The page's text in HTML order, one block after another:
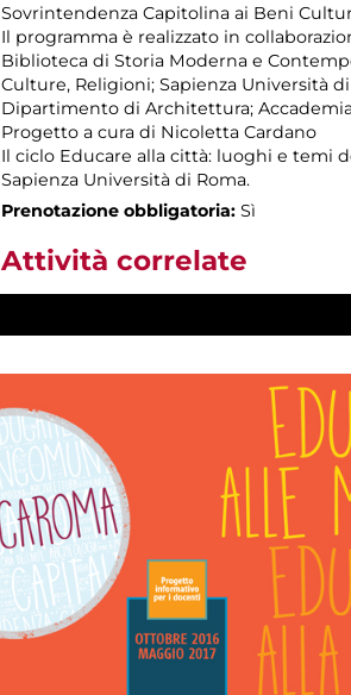
Sovrintendenza Capitolina ai Beni
Il programma è realizzato in
Biblioteca di Storia Moderna e
Culture, Religioni; Sapienza Università
Dipartimento di Architettura;
Progetto a cura di Nicoletta Cardano
Il ciclo Educare alla città: luoghi e temi
Sapienza Università di Roma.
Prenotazione obbligatoria: Sì
Attività correlate